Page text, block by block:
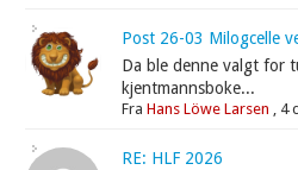
Post 26-03 Milogcelle
Da ble denne valgt for
kjentmannsboke...
FraHans Löwe Larsen , 4
RE: HLF 2026